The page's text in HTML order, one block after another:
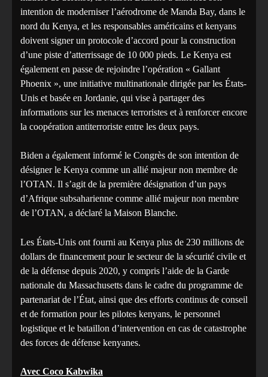
intention de moderniser l’aérodrome de Manda Bay, dans le
nord du Kenya, et les responsables américains et kenyans
doivent signer un protocole d’accord pour la construction
d’une piste d’atterrissage de 10 000 pieds. Le Kenya est
également en passe de rejoindre l’opération « Gallant
Phoenix », une initiative multinationale dirigée par les États-
Unis et basée en Jordanie, qui vise à partager des
informations sur les menaces terroristes et à renforcer encore
la coopération antiterroriste entre les deux pays.
Biden a également informé le Congrès de son intention de
désigner le Kenya comme un allié majeur non membre de
l’OTAN. Il s’agit de la première désignation d’un pays
d’Afrique subsaharienne comme allié majeur non membre
de l’OTAN, a déclaré la Maison Blanche.
Les États-Unis ont fourni au Kenya plus de 230 millions de
dollars de financement pour le secteur de la sécurité civile et
de la défense depuis 2020, y compris l’aide de la Garde
nationale du Massachusetts dans le cadre du programme de
partenariat de l’État, ainsi que des efforts continus de conseil
et de formation pour les pilotes kenyans, le personnel
logistique et le bataillon d’intervention en cas de catastrophe
des forces de défense kenyanes.
Avec Coco Kabwika